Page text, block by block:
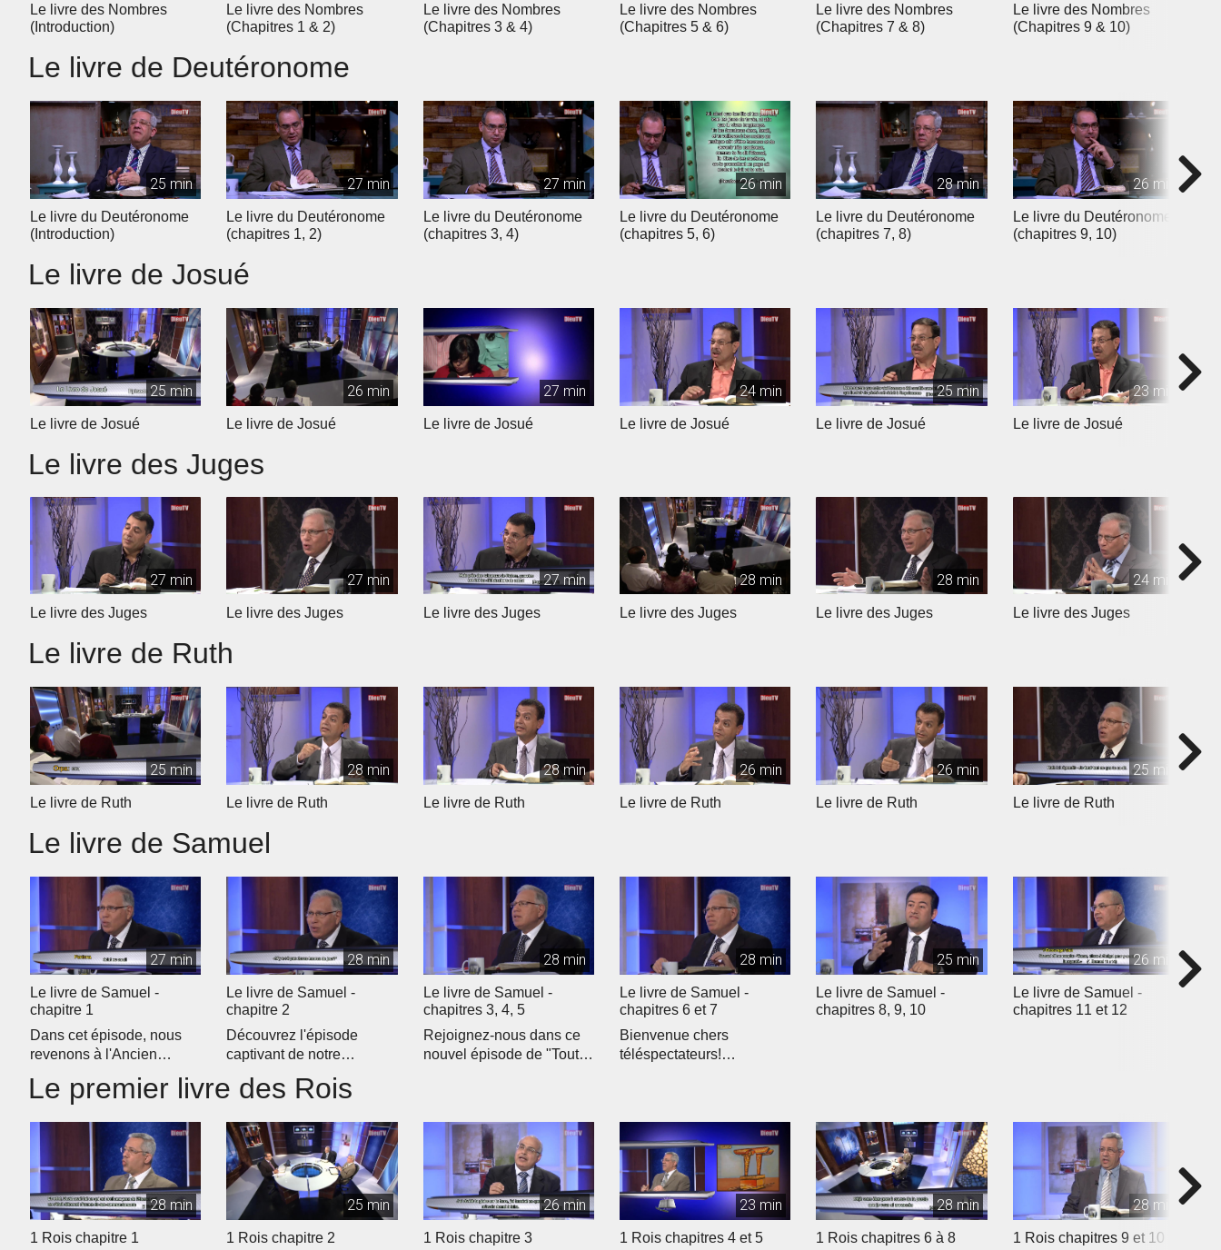
Le livre des Nombres
(Introduction)
Le livre des Nombres
(Chapitres 1 & 2)
Le livre des Nombres
(Chapitres 3 & 4)
Le livre des Nombres
(Chapitres 5 & 6)
Le livre des Nombres
(Chapitres 7 & 8)
Le livre des Nombres
(Chapitres 9 & 10)
Le livre de Deutéronome
25 min
Le livre du Deutéronome
(Introduction)
27 min
Le livre du Deutéronome
(chapitres 1, 2)
27 min
Le livre du Deutéronome
(chapitres 3, 4)
26 min
Le livre du Deutéronome
(chapitres 5, 6)
28 min
Le livre du Deutéronome
(chapitres 7, 8)
26 min
Le livre du Deutéronome
(chapitres 9, 10)
Le livre de Josué
25 min
Le livre de Josué
26 min
Le livre de Josué
27 min
Le livre de Josué
24 min
Le livre de Josué
25 min
Le livre de Josué
23 min
Le livre de Josué
Le livre des Juges
27 min
Le livre des Juges
27 min
Le livre des Juges
27 min
Le livre des Juges
28 min
Le livre des Juges
28 min
Le livre des Juges
24 min
Le livre des Juges
Le livre de Ruth
25 min
Le livre de Ruth
28 min
Le livre de Ruth
28 min
Le livre de Ruth
26 min
Le livre de Ruth
26 min
Le livre de Ruth
25 min
Le livre de Ruth
Le livre de Samuel
27 min
Le livre de Samuel -
chapitre 1
Dans cet épisode, nous
revenons à l'Ancien
notre étud...
28 min
Le livre de Samuel -
chapitre 2
Découvrez l'épisode
captivant de notre
biblique quotidien �...
28 min
Le livre de Samuel -
chapitres 3, 4, 5
Rejoignez-nous dans ce
nouvel épisode de "Toute
28 min
Le livre de Samuel -
chapitres 6 et 7
Bienvenue chers
téléspectateurs!
25 min
Le livre de Samuel -
chapitres 8, 9, 10
26 min
Le livre de Samuel -
chapitres 11 et 12
Le premier livre des Rois
28 min
1 Rois chapitre 1
25 min
1 Rois chapitre 2
26 min
1 Rois chapitre 3
23 min
1 Rois chapitres 4 et 5
28 min
1 Rois chapitres 6 à 8
28 min
1 Rois chapitres 9 et 10